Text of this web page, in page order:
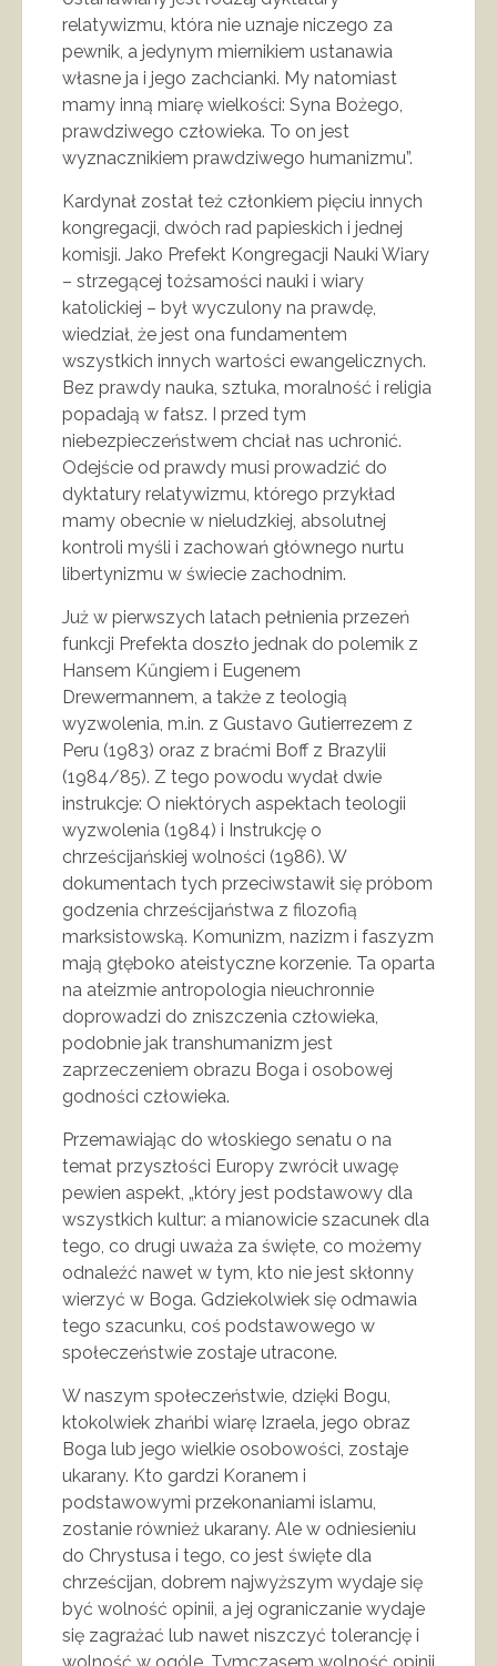
relatywizmu, która nie uznaje niczego za
pewnik, a jedynym miernikiem ustanawia
własne ja i jego zachcianki. My natomiast
mamy inną miarę wielkości: Syna Bożego,
prawdziwego człowieka. To on jest
wyznacznikiem prawdziwego humanizmu”.
Kardynał został też członkiem pięciu innych
kongregacji, dwóch rad papieskich i jednej
komisji. Jako Prefekt Kongregacji Nauki Wiary
– strzegącej tożsamości nauki i wiary
katolickiej – był wyczulony na prawdę,
wiedział, że jest ona fundamentem
wszystkich innych wartości ewangelicznych.
Bez prawdy nauka, sztuka, moralność i religia
popadają w fałsz. I przed tym
niebezpieczeństwem chciał nas uchronić.
Odejście od prawdy musi prowadzić do
dyktatury relatywizmu, którego przykład
mamy obecnie w nieludzkiej, absolutnej
kontroli myśli i zachowań głównego nurtu
libertynizmu w świecie zachodnim.
Już w pierwszych latach pełnienia przezeń
funkcji Prefekta doszło jednak do polemik z
Hansem Kűngiem i Eugenem
Drewermannem, a także z teologią
wyzwolenia, m.in. z Gustavo Gutierrezem z
Peru (1983) oraz z braćmi Boff z Brazylii
(1984/85). Z tego powodu wydał dwie
instrukcje: O niektórych aspektach teologii
wyzwolenia (1984) i Instrukcję o
chrześcijańskiej wolności (1986). W
dokumentach tych przeciwstawił się próbom
godzenia chrześcijaństwa z filozofią
marksistowską. Komunizm, nazizm i faszyzm
mają głęboko ateistyczne korzenie. Ta oparta
na ateizmie antropologia nieuchronnie
doprowadzi do zniszczenia człowieka,
podobnie jak transhumanizm jest
zaprzeczeniem obrazu Boga i osobowej
godności człowieka.
Przemawiając do włoskiego senatu o na
temat przyszłości Europy zwrócił uwagę
pewien aspekt, „który jest podstawowy dla
wszystkich kultur: a mianowicie szacunek dla
tego, co drugi uważa za święte, co możemy
odnaleźć nawet w tym, kto nie jest skłonny
wierzyć w Boga. Gdziekolwiek się odmawia
tego szacunku, coś podstawowego w
społeczeństwie zostaje utracone.
W naszym społeczeństwie, dzięki Bogu,
ktokolwiek zhańbi wiarę Izraela, jego obraz
Boga lub jego wielkie osobowości, zostaje
ukarany. Kto gardzi Koranem i
podstawowymi przekonaniami islamu,
zostanie również ukarany. Ale w odniesieniu
do Chrystusa i tego, co jest święte dla
chrześcijan, dobrem najwyższym wydaje się
być wolność opinii, a jej ograniczanie wydaje
się zagrażać lub nawet niszczyć tolerancję i
wolność w ogóle. Tymczasem wolność opinii